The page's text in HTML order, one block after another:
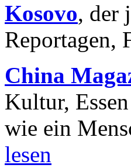
Kosovo, der
Reportagen,
China
Kultur,
wie ein
lesen